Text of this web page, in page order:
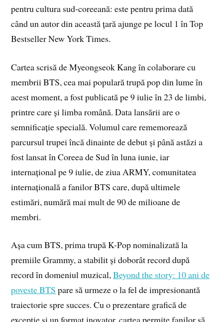
pentru cultura sud-coreeană: este pentru prima dată
când un autor din această țară ajunge pe locul 1 în Top
Bestseller New York Times.
Cartea scrisă de Myeongseok Kang în colaborare cu
membrii BTS, cea mai populară trupă pop din lume în
acest moment, a fost publicată pe 9 iulie în 23 de limbi,
printre care și limba română. Data lansării are o
semnificație specială. Volumul care rememorează
parcursul trupei încă dinainte de debut și până astăzi a
fost lansat în Coreea de Sud în luna iunie, iar
internațional pe 9 iulie, de ziua ARMY, comunitatea
internațională a fanilor BTS care, după ultimele
estimări, numără mai mult de 90 de milioane de
membri.
Așa cum BTS, prima trupă K-Pop nominalizată la
premiile Grammy, a stabilit și doborât record după
record în domeniul muzical,Beyond the story: 10 ani de
poveste BTS pare să urmeze o la fel de impresionantă
traiectorie spre succes. Cu o prezentare grafică de